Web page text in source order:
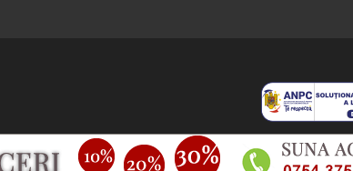
piese auto masini dezmembrate ocazii lichidari